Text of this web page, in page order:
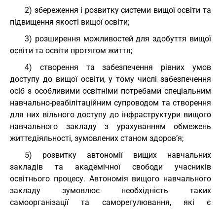
2) збереження і розвитку системи вищої освіти та
підвищення якості вищої освіти;
3) розширення можливостей для здобуття вищої
освіти та освіти протягом життя;
4) створення та забезпечення рівних умов
доступу до вищої освіти, у тому числі забезпечення
осіб з особливими освітніми потребами спеціальним
навчально-реабілітаційним супроводом та створення
для них вільного доступу до інфраструктури вищого
навчального закладу з урахуванням обмежень
життєдіяльності, зумовлених станом здоров’я;
5) розвитку автономії вищих навчальних
закладів та академічної свободи учасників
освітнього процесу. Автономія вищого навчального
закладу зумовлює необхідність таких
самоорганізації та саморегулювання, які є